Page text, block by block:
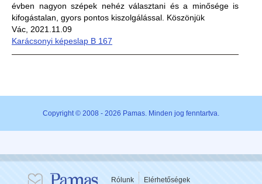
évben nagyon szépek nehéz választani és a minősége is
kifogástalan, gyors pontos kiszolgálással. Köszönjük
Vác, 2021.11.09
Karácsonyi képeslap B 167
Copyright © 2008 - 2026 Pamas. Minden jog fenntartva.
Rólunk Elérhetőségek